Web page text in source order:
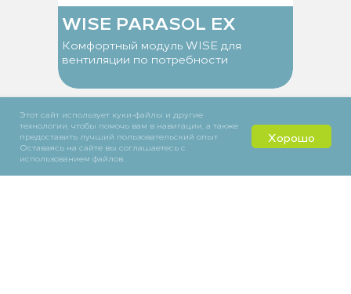
Этот сайт использует куки-файлы и другие
технологии, чтобы помочь вам в навигации, а также
предоставить лучший пользовательский опыт.
Оставаясь на сайте вы соглашаетесь с
использованием файлов.
Хорошо
WISE PARASOL EX
Комфортный модуль WISE для
вентиляции по потребности
Тел: +38 (044) 594-71-07